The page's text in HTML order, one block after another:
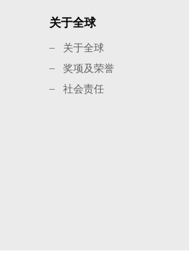
关于全球
关于全球
奖项及荣誉
社会责任